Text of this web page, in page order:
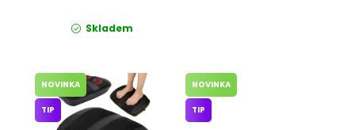
Skladem
NOVINKA
TIP
NOVINKA
TIP